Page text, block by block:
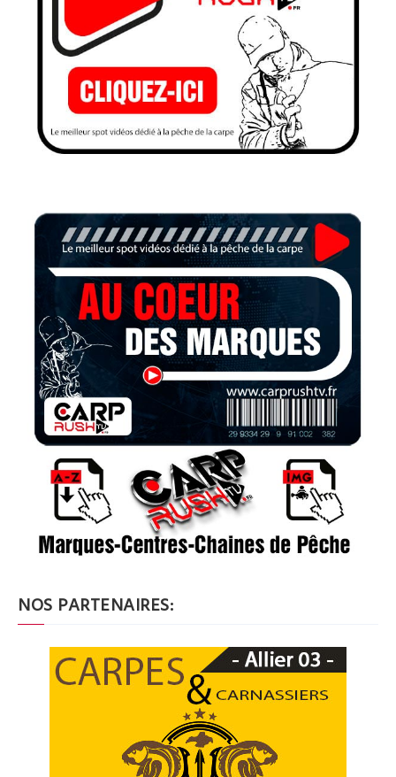
NOS PARTENAIRES: